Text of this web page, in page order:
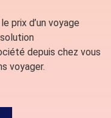
prix d’un voyage
depuis chez vous
voyager.